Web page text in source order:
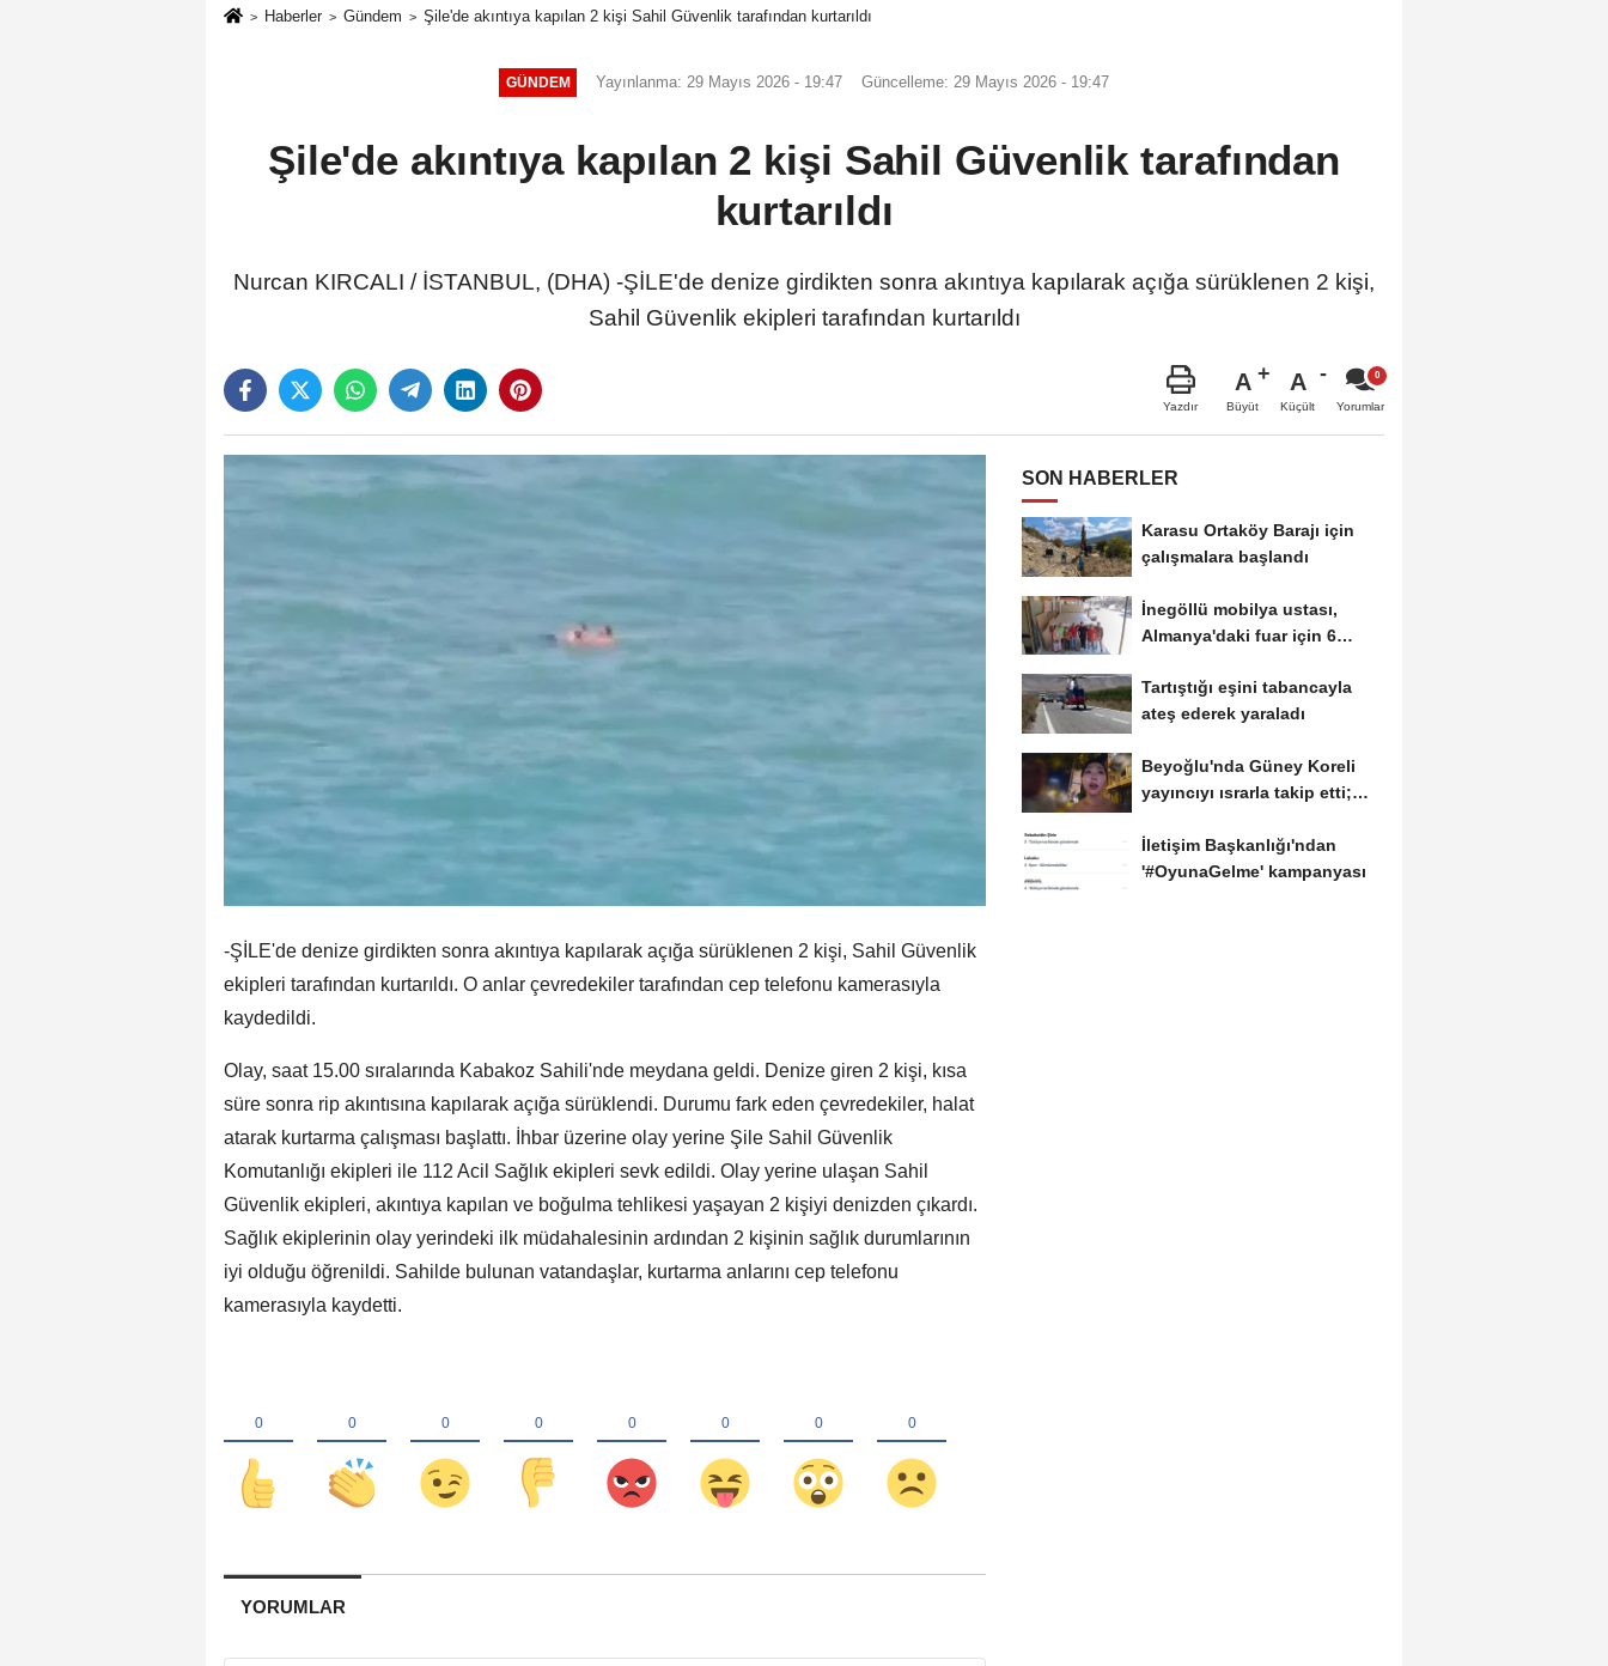
Haberler Gündem Şile'de akıntıya kapılan 2 kişi Sahil Güvenlik tarafından kurtarıldı
GÜNDEM Yayınlanma: 29 Mayıs 2026 - 19:47 Güncelleme: 29 Mayıs 2026 - 19:47
Şile'de akıntıya kapılan 2 kişi Sahil Güvenlik tarafından
kurtarıldı
Nurcan KIRCALI / İSTANBUL, (DHA) -ŞİLE'de denize girdikten sonra akıntıya kapılarak açığa sürüklenen 2 kişi,
Sahil Güvenlik ekipleri tarafından kurtarıldı
Yazdır
A
Büyüt
A
Küçült Yorumlar
-ŞİLE'de denize girdikten sonra akıntıya kapılarak açığa sürüklenen 2 kişi, Sahil Güvenlik
ekipleri tarafından kurtarıldı. O anlar çevredekiler tarafından cep telefonu kamerasıyla
kaydedildi.
Olay, saat 15.00 sıralarında Kabakoz Sahili'nde meydana geldi. Denize giren 2 kişi, kısa
süre sonra rip akıntısına kapılarak açığa sürüklendi. Durumu fark eden çevredekiler, halat
atarak kurtarma çalışması başlattı. İhbar üzerine olay yerine Şile Sahil Güvenlik
Komutanlığı ekipleri ile 112 Acil Sağlık ekipleri sevk edildi. Olay yerine ulaşan Sahil
Güvenlik ekipleri, akıntıya kapılan ve boğulma tehlikesi yaşayan 2 kişiyi denizden çıkardı.
Sağlık ekiplerinin olay yerindeki ilk müdahalesinin ardından 2 kişinin sağlık durumlarının
iyi olduğu öğrenildi. Sahilde bulunan vatandaşlar, kurtarma anlarını cep telefonu
kamerasıyla kaydetti.
YORUMLAR
SON HABERLER
Karasu Ortaköy Barajı için
çalışmalara başlandı
İnegöllü mobilya ustası,
Almanya'daki fuar için 6
Tartıştığı eşini tabancayla
ateş ederek yaraladı
Beyoğlu'nda Güney Koreli
yayıncıyı ısrarla takip etti;
İletişim Başkanlığı'ndan
'#OyunaGelme' kampanyası